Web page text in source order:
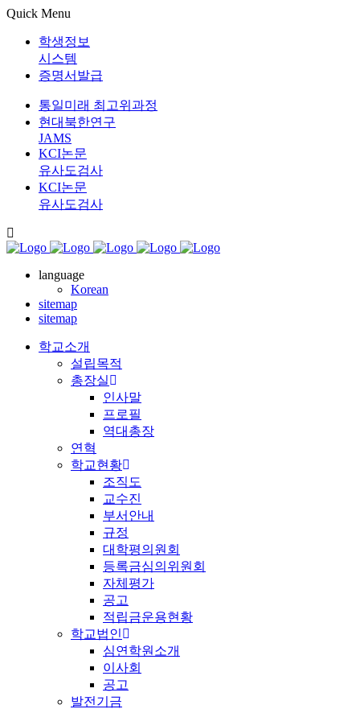
Quick Menu
학생정보
시스템
증명서발급
통일미래 최고위과정
현대북한연구
JAMS
KCI논문
유사도검사
KCI논문
유사도검사
language
Korean
sitemap
sitemap
학교소개
설립목적
총장실
인사말
프로필
역대총장
연혁
학교현황
조직도
교수진
부서안내
규정
대학평의원회
등록금심의위원회
자체평가
공고
적립금운용현황
학교법인
심연학원소개
이사회
공고
발전기금